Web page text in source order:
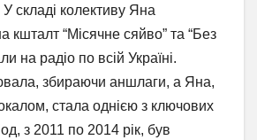
складі колективу Яна
кшталт “Місячне сяйво” та “Без
на радіо по всій Україні.
збираючи аншлаги, а Яна,
стала однією з ключових
з 2011 по 2014 рік, був